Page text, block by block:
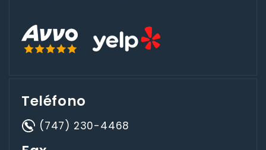
Teléfono
(747) 230-4468